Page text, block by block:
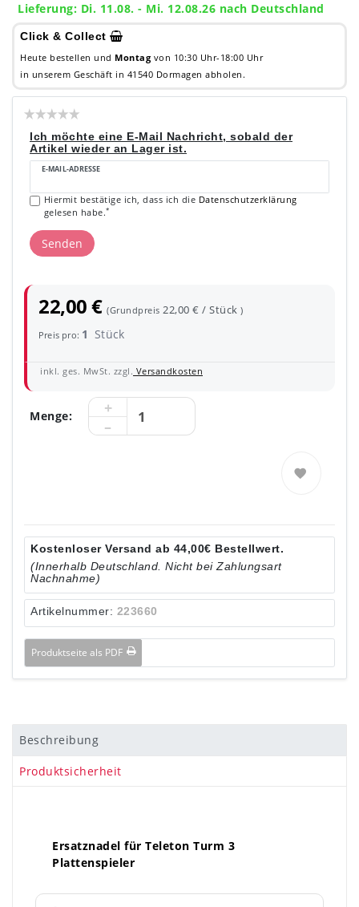
Lieferung: Di. 11.08. - Mi. 12.08.26 nach Deutschland
Click & Collect
Heute bestellen und Montag von 10:30 Uhr-18:00 Uhr
in unserem Geschäft in 41540 Dormagen abholen.
Ich möchte eine E-Mail Nachricht, sobald der
Artikel wieder an Lager ist.
E-MAIL-ADRESSE
Hiermit bestätige ich, dass ich die Daten­schutz­erklärung
gelesen habe.*
Senden
22,00 €(Grundpreis 22,00 € / Stück)
Preis pro: 1 Stück
inkl. ges. MwSt. zzgl. Versandkosten
Menge:
Kostenloser Versand ab 44,00€ Bestellwert.
(Innerhalb Deutschland. Nicht bei Zahlungsart
Nachnahme)
Artikelnummer: 223660
Produktseite als PDF
Beschreibung
Produktsicherheit
Ersatznadel für Teleton Turm 3
Plattenspieler